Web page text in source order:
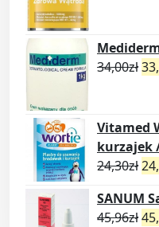
34,00zł
Vitamed
kurzajek
24,30zł
SANUM
45,96zł